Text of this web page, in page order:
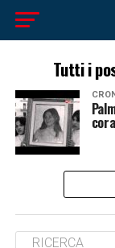
Tutti i